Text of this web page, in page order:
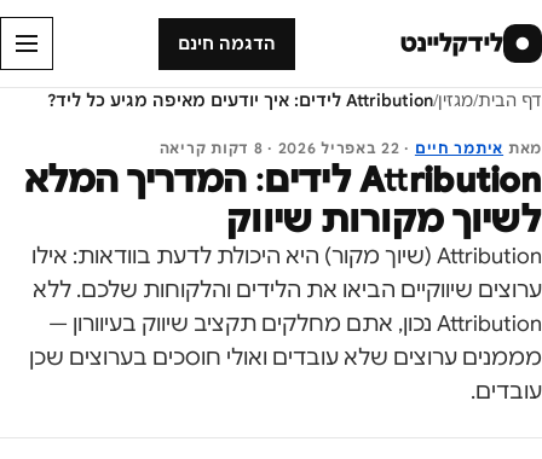
● לידקליינט הדגמה חינם
דף הבית/מגזין/Attribution לידים: איך יודעים מאיפה מגיע כל ליד?
מאת איתמר חיים · 22 באפריל 2026 ·
8 דקות קריאה
Attribution לידים: המדריך המלא
לשיוך מקורות שיווק
Attribution (שיוך מקור) היא היכולת לדעת בוודאות: אילו
ערוצים שיווקיים הביאו את הלידים והלקוחות שלכם. ללא
Attribution נכון, אתם מחלקים תקציב שיווק בעיוורון —
מממנים ערוצים שלא עובדים ואולי חוסכים בערוצים שכן
עובדים.